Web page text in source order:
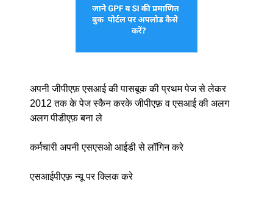
अपनी जीपीएफ़ एसआई की पासबूक की प्रथम पेज से लेकर
2012 तक के पेज स्कैन करके जीपीएफ़ व एसआई की अलग
अलग पीडीएफ़ बना ले
कर्मचारी अपनी एसएसओ आईडी से लॉगिन करे
एसआईपीएफ़ न्यू पर क्लिक करे